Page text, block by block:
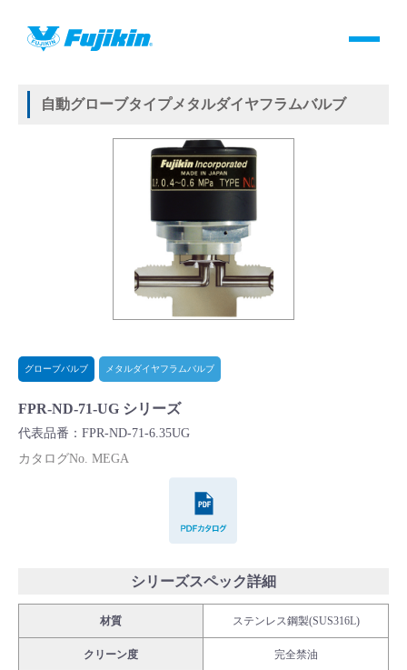
製品情報
バルブ・継手・システムを探す
製品カタログダウンロード
よくあるご質問(FAQ)・用語集
Cv値・流量計算ツール
バルブと継手のきほん
説明会・講習会
ログイン
HOME 製品情報
自動グローブタイプメタルダイヤフラムバルブ
グローブバルブ メタルダイヤフラムバルブ
FPR-ND-71-UG シリーズ
代表品番：FPR-ND-71-6.35UG
カタログNo. MEGA
シリーズスペック詳細
材質 ステンレス鋼製(SUS316L)
クリーン度 完全禁油